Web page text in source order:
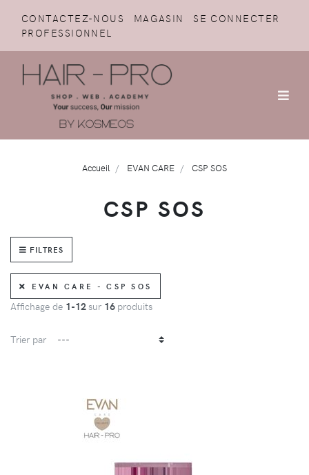
CONTACTEZ-NOUS MAGASIN
SE CONNECTER
PROFESSIONNEL
Accueil EVAN CARE CSP SOS
CSP SOS
FILTRES
EVAN CARE - CSP SOS
Affichage de 1-12sur 16 produits
Trier par
DÉTAILS